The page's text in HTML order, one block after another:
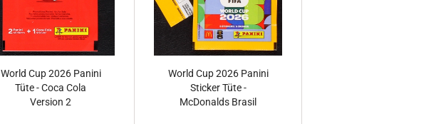
World Cup 2026 Panini
Tüte - Coca Cola
Version 2
World Cup 2026 Panini
Sticker Tüte -
McDonalds Brasil